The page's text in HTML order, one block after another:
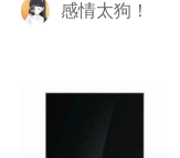
感情太狗！